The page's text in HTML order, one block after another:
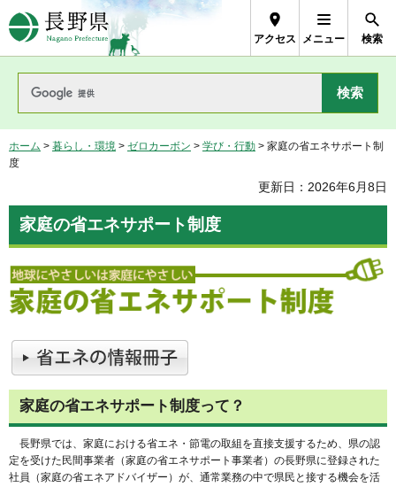
長野県Nagano Prefecture
アクセス メニュー 検索
ホーム > 暮らし・環境 > ゼロカーボン > 学び・行動 > 家庭の省エネサポート制
度
更新日：2026年6月8日
家庭の省エネサポート制度
家庭の省エネサポート制度って？
長野県では、家庭における省エネ・節電の取組を直接支援するため、県の認
定を受けた民間事業者（家庭の省エネサポート事業者）の長野県に登録された
社員（家庭の省エネアドバイザー）が、通常業務の中で県民と接する機会を活